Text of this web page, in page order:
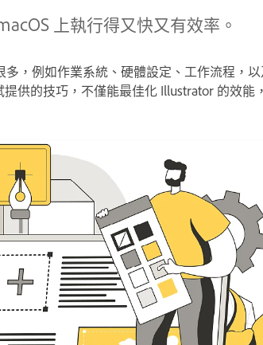
上執行得又快又有效率。
，例如作業系統、硬體設定、工作流程，
供的技巧，不僅能最佳化 Illustrator 的效能